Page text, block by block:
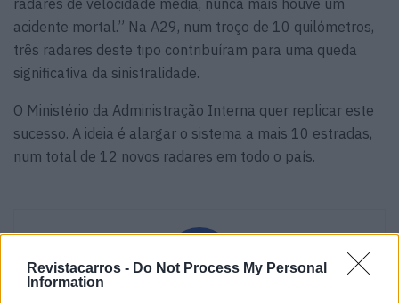
Revistacarros - Do Not Process My Personal
Information
radares de velocidade média, nunca mais houve um
acidente mortal.” Na A29, num troço de 10 quilómetros,
três radares deste tipo contribuíram para uma queda
significativa da sinistralidade.
O Ministério da Administração Interna quer replicar este
sucesso. A ideia é alargar o sistema a mais 10 estradas,
num total de 12 novos radares em todo o país.